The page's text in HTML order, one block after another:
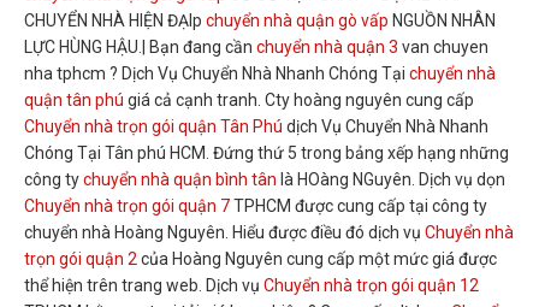
CHUYỂN NHÀ HIỆN ĐẠIp chuyển nhà quận gò vấp NGUỒN NHÂN
LỰC HÙNG HẬU.| Bạn đang cần chuyển nhà quận 3 van chuyen
nha tphcm ? Dịch Vụ Chuyển Nhà Nhanh Chóng Tại chuyển nhà
quận tân phú giá cả cạnh tranh. Cty hoàng nguyên cung cấp
Chuyển nhà trọn gói quận Tân Phú dịch Vụ Chuyển Nhà Nhanh
Chóng Tại Tân phú HCM. Đứng thứ 5 trong bảng xếp hạng những
công tychuyển nhà quận bình tân là HOàng NGuyên. Dịch vụ dọn
Chuyển nhà trọn gói quận 7TPHCM được cung cấp tại công ty
chuyển nhà Hoàng Nguyên. Hiểu được điều đó dịch vụ Chuyển nhà
trọn gói quận 2 của Hoàng Nguyên cung cấp một mức giá được
thể hiện trên trang web. Dịch vụ Chuyển nhà trọn gói quận 12